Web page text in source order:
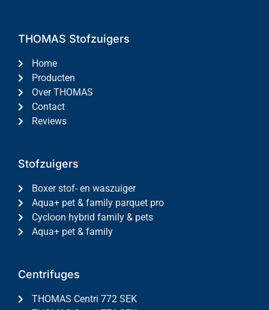
THOMAS Stofzuigers
Home
Producten
Over THOMAS
Contact
Reviews
Stofzuigers
Boxer stof- en waszuiger
Aqua+ pet & family parquet pro
Cycloon hybrid family & pets
Aqua+ pet & family
Centrifuges
THOMAS Centri 772 SEK